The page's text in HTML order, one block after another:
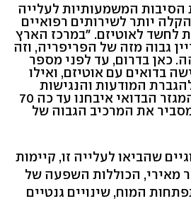
הסיבות המשמעותיות לעלייה
יותר לשירותים רפואיים
לחשד לאוטיזם. "במרכז הארץ
גבוה מזה של הפריפריה, וזה
כאן בדרום, עד לפני מספר
בדואים עם אוטיזם, ואילו
המודעות והנגישות
לשרותי הרפואה של המגזר הבדואי איבחנו עד כה 70
את המרכיב הגבוה של
שהביאו לעלייה זו, קיימות
מאירי, הכוללות השפעה של
המוח, שינויים גנטיים